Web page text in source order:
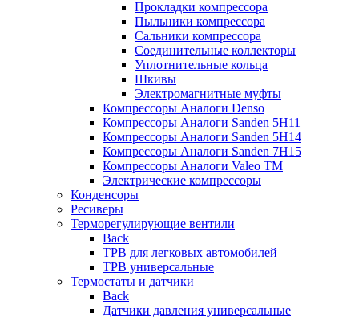
Прокладки компрессора
Пыльники компрессора
Сальники компрессора
Соединительные коллекторы
Уплотнительные кольца
Шкивы
Электромагнитные муфты
Компрессоры Аналоги Denso
Компрессоры Аналоги Sanden 5H11
Компрессоры Аналоги Sanden 5H14
Компрессоры Аналоги Sanden 7H15
Компрессоры Аналоги Valeo ТМ
Электрические компрессоры
Конденсоры
Ресиверы
Терморегулирующие вентили
Back
ТРВ для легковых автомобилей
ТРВ универсальные
Термостаты и датчики
Back
Датчики давления универсальные